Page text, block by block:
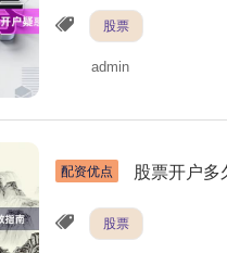
股票
admin
配资优点 股票开户
股票